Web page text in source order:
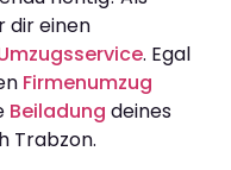
dir einen
. Egal
Firmenumzug
Beiladung deines
Trabzon.